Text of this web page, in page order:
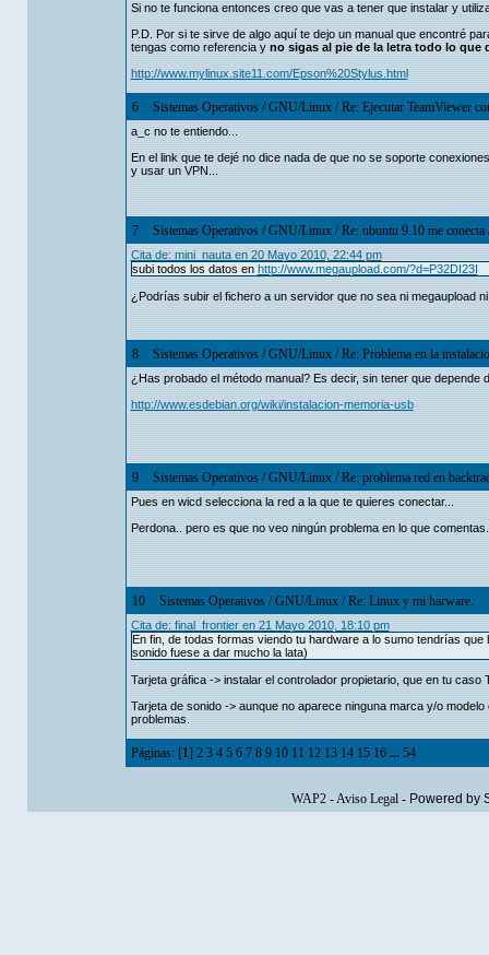
Si no te funciona entonces creo que vas a tener que instalar y
P.D. Por si te sirve de algo aquí te dejo un manual que encontré
tengas como referencia y no sigas al pie de la letra todo lo que
http://www.mylinux.site11.com/Epson%20Stylus.html
6 Sistemas Operativos/GNU/Linux/Re: Ejecutar TeamViewer
a_c no te entiendo...
En el link que te dejé no dice nada de que no se soporte
y usar un VPN...
7 Sistemas Operativos/GNU/Linux/Re: ubuntu 9.10 me
Cita de: mini_nauta en 20 Mayo 2010, 22:44 pm
subi todos los datos en http://www.megaupload.com/?d=P32DI23I
¿Podrías subir el fichero a un servidor que no sea ni megaupload
8 Sistemas Operativos/GNU/Linux/Re: Problema en la
¿Has probado el método manual? Es decir, sin tener que depende
http://www.esdebian.org/wiki/instalacion-memoria-usb
9 Sistemas Operativos/GNU/Linux/Re: problema red en
Pues en wicd selecciona la red a la que te quieres conectar...
Perdona.. pero es que no veo ningún problema en lo que
10 Sistemas Operativos/GNU/Linux/Re: Linux y mi harware.
Cita de: final_frontier en 21 Mayo 2010, 18:10 pm
En fin, de todas formas viendo tu hardware a lo sumo tendrías
sonido fuese a dar mucho la lata)
Tarjeta gráfica -> instalar el controlador propietario, que en tu caso
Tarjeta de sonido -> aunque no aparece ninguna marca y/o
problemas.
Páginas: [1] 2 3 4 5 6 7 8 9 10 11 12 13 14 15 16 ... 54
WAP2-Aviso Legal- Powered by